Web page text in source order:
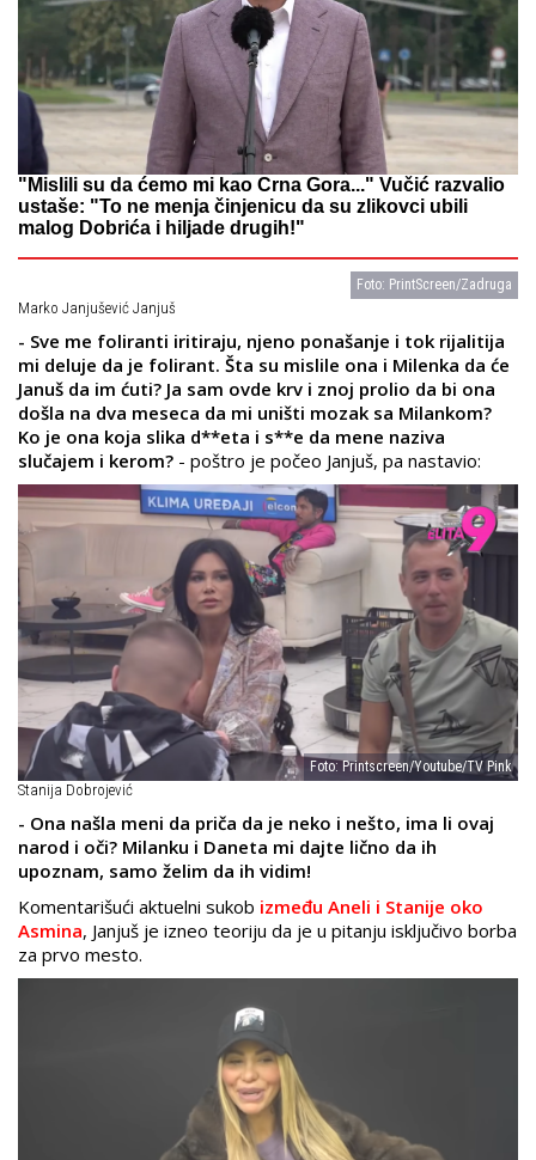
Foto: PrintScreen/Zadruga
"Mislili su da ćemo mi kao Crna Gora..." Vučić razvalio
ustaše: "To ne menja činjenicu da su zlikovci ubili
malog Dobrića i hiljade drugih!"
Marko Janjušević Janjuš
- Sve me foliranti iritiraju, njeno ponašanje i tok rijalitija
mi deluje da je folirant. Šta su mislile ona i Milenka da će
Januš da im ćuti? Ja sam ovde krv i znoj prolio da bi ona
došla na dva meseca da mi uništi mozak sa Milankom?
Ko je ona koja slika d**eta i s**e da mene naziva
slučajem i kerom? - poštro je počeo Janjuš, pa nastavio:
Foto: Printscreen/Youtube/TV Pink
Stanija Dobrojević
- Ona našla meni da priča da je neko i nešto, ima li ovaj
narod i oči? Milanku i Daneta mi dajte lično da ih
upoznam, samo želim da ih vidim!
Komentarišući aktuelni sukob između Aneli i Stanije oko
Asmina, Janjuš je izneo teoriju da je u pitanju isključivo borba
za prvo mesto.